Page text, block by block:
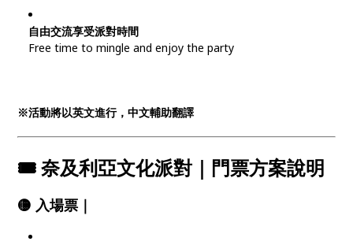
自由交流享受派對時間
Free time to mingle and enjoy the party
※活動將以英文進行，中文輔助翻譯
🎟 奈及利亞文化派對｜門票方案說明
🟡 入場票｜